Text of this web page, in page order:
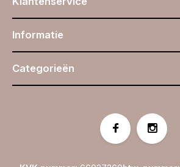
Informatie
Categorieën